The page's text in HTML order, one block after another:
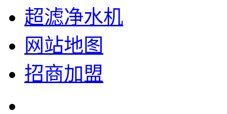
超滤净水机
网站地图
招商加盟